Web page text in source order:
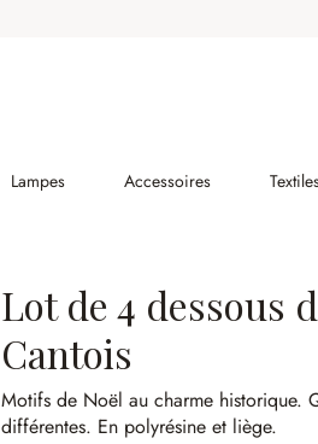
Lampes Accessoires
Lot de 4 dessous
Cantois
Motifs de Noël au charme historique.
différentes. En polyrésine et liège.